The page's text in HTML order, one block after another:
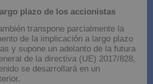
plazo de los accionistas
transpone parcialmente la
de la implicación a largo plazo
y supone un adelanto de la futura
de la directiva (UE) 2017/828,
se desarrollará en un